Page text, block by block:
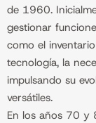
de 1960.
gestionar
como el
tecnología, la
impulsando su
versátiles.
En los años 70 y